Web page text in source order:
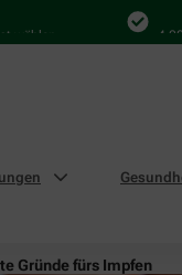
4.000
Gründe fürs Impfen